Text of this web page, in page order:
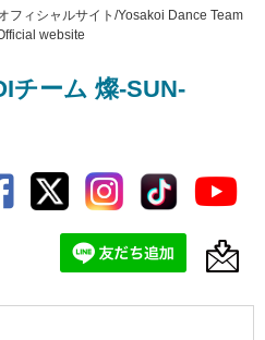
フィシャルサイト/Yosakoi Dance Team
website
チーム 燦-SUN-